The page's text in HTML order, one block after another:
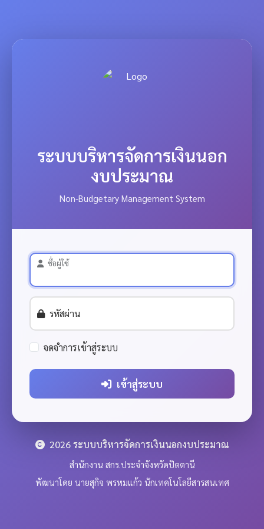
ระบบบริหารจัดการเงินนอก
งบประมาณ
Non-Budgetary Management System
ชื่อผู้ใช้
รหัสผ่าน
จดจำการเข้าสู่ระบบ
เข้าสู่ระบบ
2026 ระบบบริหารจัดการเงินนอกงบประมาณ
สำนักงาน สกร.ประจำจังหวัดปัตตานี
พัฒนาโดย นายสุกิจ พรหมแก้ว นักเทคโนโลยีสารสนเทศ